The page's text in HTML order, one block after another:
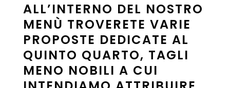
ALL’INTERNO DEL NOSTRO
MENÙ TROVERETE VARIE
PROPOSTE DEDICATE AL
QUINTO QUARTO, TAGLI
MENO NOBILI A CUI